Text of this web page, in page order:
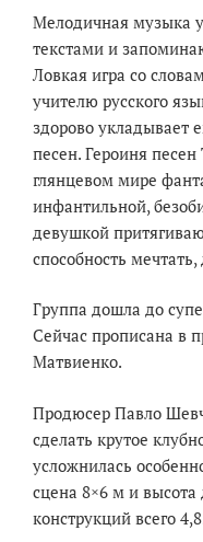
Мелодичная музыка
текстами и
Ловкая игра со
учителю русского
здорово укладывает
песен. Героиня
глянцевом мире
инфантильной,
девушкой
способность
Группа дошла до
Сейчас прописана в
Матвиенко.
Продюсер Павло
сделать крутое
усложнилась
сцена 8×6 м и
конструкций всего